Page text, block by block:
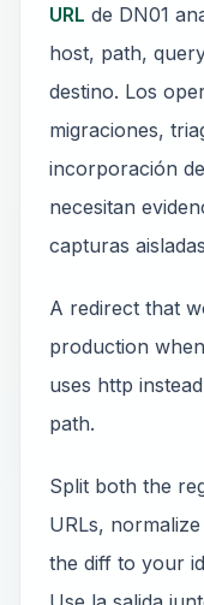
URL de DN01
host, path,
destino. Los
migraciones,
incorporación
necesitan
capturas
A redirect that
production
uses http
path.
Split both the
URLs,
the diff to your